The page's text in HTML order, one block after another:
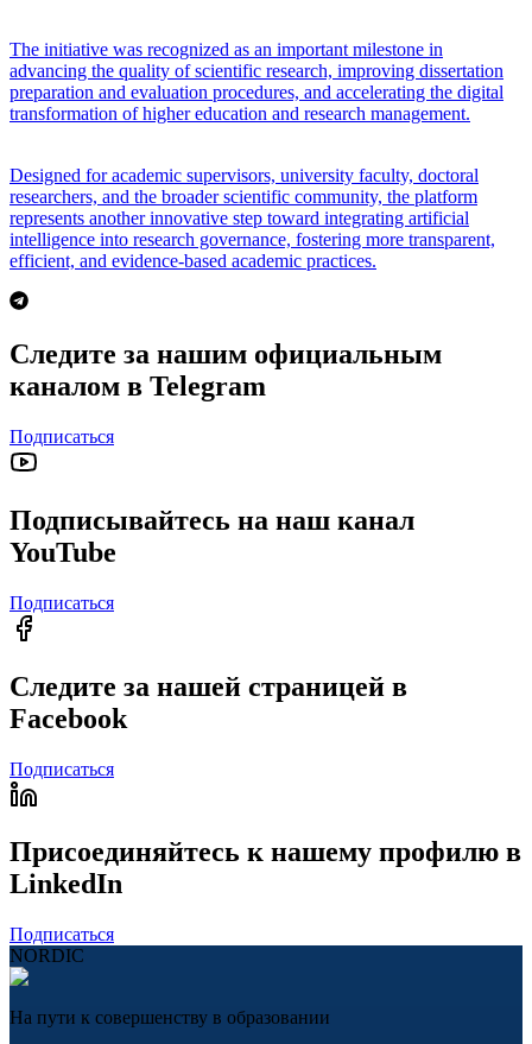
The initiative was recognized as an important milestone in
advancing the quality of scientific research, improving dissertation
preparation and evaluation procedures, and accelerating the digital
transformation of higher education and research management.
Designed for academic supervisors, university faculty, doctoral
researchers, and the broader scientific community, the platform
represents another innovative step toward integrating artificial
intelligence into research governance, fostering more transparent,
efficient, and evidence-based academic practices.
Следите за нашим официальным
каналом в Telegram
Подписаться
Подписывайтесь на наш канал
YouTube
Подписаться
Следите за нашей страницей в
Facebook
Подписаться
Присоединяйтесь к нашему профилю в
LinkedIn
Подписаться
NORDIC
На пути к совершенству в образовании